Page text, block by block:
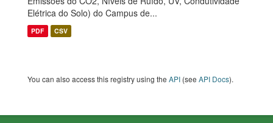
Elétrica do Solo) do Campus de...
PDF CSV
You can also access this registry using the API (see API Docs).